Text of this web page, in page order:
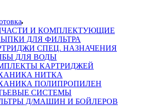
И КОМПЛЕКТУЮЩИЕ
ДЛЯ ФИЛЬТРА
СПЕЦ. НАЗНАЧЕНИЯ
ДЛЯ ВОДЫ
КАРТРИДЖЕЙ
НИТКА
ПОЛИПРОПИЛЕН
СИСТЕМЫ
Д/МАШИН И БОЙЛЕРОВ